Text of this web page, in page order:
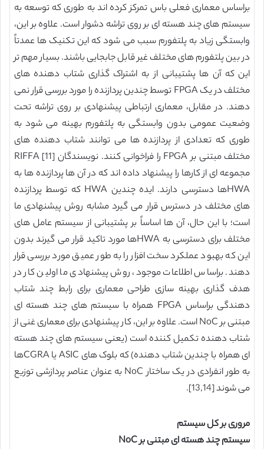
براساس معماری فعلی باس تمرکز کرده اند به طوری که توسعه به
سیستم های چند هسته ای بر روی تراشه دشوار است. علاوه بر این،
وابستگی زیاد به پلتفورم سبب می شود که این تکنیک ها عمدتاً
در بین پلتفورم های مختلف غیر قابل جابجایی باشند. بسیار مهم تر
این که آن ها پشتیبانی از به اشتراک گذاری شتاب دهنده های
مختلف در یک FPGA توسط چندین پردازنده را مورد بررسی قرار نمی
دهند. در مقابل، معماری ارتباطی پیشنهادی بر روی تراشه تحت
وضعیت عمومی بدون وابستگی به پلتفورم بهینه می شود به
طوری که تعدادی از پردازنده ها می توانند شتاب دهنده های
مختلف مبتنی بر FPGA را فراخوانی کنند. نویسندگان RIFFA [11]
مجموعه ای از کارها را پیشنهاد داده اند که در آن ها پردازنده ها به
HWAها دسترسی دارند. ایده چندین HWA که توسط پردازنده
های مختلف در دسترس قرار می گیرد مشابه روش پیشنهادی ما
است؛ با این حال، آن ها اساساً بر پشتیبانی از سیستم عامل های
مختلف برای دسترسی به HWAها مورد تاکید قرار می گیرند بدون
این که بهبود عملکرد سخت افزار را به طور عمیق مورد بررسی قرار
دهند. براساس اطلاعات موجود، روش پیشنهادی ما اولین کار در
هدف گذاری بهینه سازی طراحی معماری برای رابط چند شتاب
دهندگی براساس FPGA همراه با سیستم های چند هسته ای
مبتنی بر NoC است. علاوه بر این، کار پیشنهادی برای معماری غنی از
شتاب دهنده تکمیل کننده است (یعنی سیستم های چند هسته
ای همراه با چندین شتاب دهنده) که بلوک های ASIC یا CGRAها
به طور انفرادی در یک ساختار NoC به عنوان عناصر پردازشی توزیع
می شوند [13,14].
مروری بر کل سیستم
سیستم چند هسته ای مبتنی بر NoC